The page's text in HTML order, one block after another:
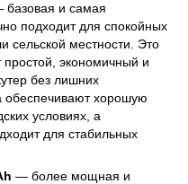
и самая
подходит для спокойных
сельской местности. Это
экономичный и
без лишних
обеспечивают хорошую
условиях, а
для стабильных
— более мощная и